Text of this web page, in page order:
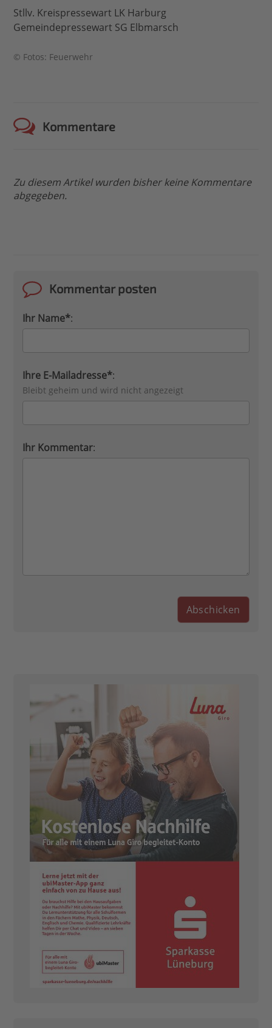
Stllv. Kreispressewart LK Harburg
Gemeindepressewart SG Elbmarsch
© Fotos: Feuerwehr
Kommentare
Zu diesem Artikel wurden bisher keine Kommentare
abgegeben.
Kommentar posten
Ihr Name*:
Ihre E-Mailadresse*:
Bleibt geheim und wird nicht angezeigt
Ihr Kommentar: